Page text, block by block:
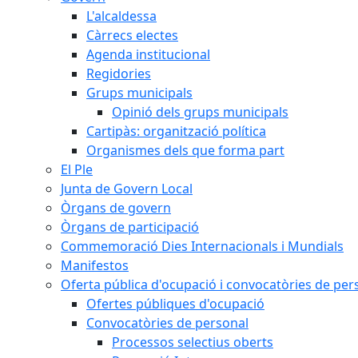
L'alcaldessa
Càrrecs electes
Agenda institucional
Regidories
Grups municipals
Opinió dels grups municipals
Cartipàs: organització política
Organismes dels que forma part
El Ple
Junta de Govern Local
Òrgans de govern
Òrgans de participació
Commemoració Dies Internacionals i Mundials
Manifestos
Oferta pública d'ocupació i convocatòries de
Ofertes públiques d'ocupació
Convocatòries de personal
Processos selectius oberts